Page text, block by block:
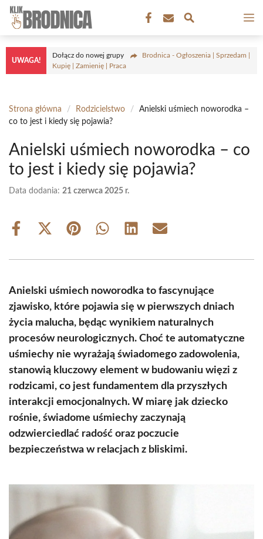
Przejdź
treści
UWAGA!
Dołącz do nowej grupy
Brodnica - Ogłoszenia | Sprzedam |
Kupię | Zamienię | Praca
Strona główna / Rodzicielstwo /
Anielski uśmiech noworodka –
co to jest i kiedy się pojawia?
Anielski uśmiech noworodka – co
to jest i kiedy się pojawia?
Data dodania: 21 czerwca 2025 r.
Share
Share
(Twitter)
Share Share Share Share
Anielski uśmiech noworodka to fascynujące
zjawisko, które pojawia się w pierwszych dniach
życia malucha, będąc wynikiem naturalnych
procesów neurologicznych. Choć te automatyczne
uśmiechy nie wyrażają świadomego zadowolenia,
stanowią kluczowy element w budowaniu więzi z
rodzicami, co jest fundamentem dla przyszłych
interakcji emocjonalnych. W miarę jak dziecko
rośnie, świadome uśmiechy zaczynają
odzwierciedlać radość oraz poczucie
bezpieczeństwa w relacjach z bliskimi.